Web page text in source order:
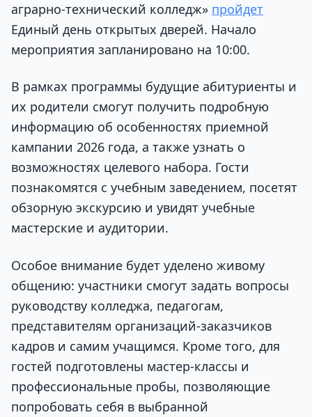
аграрно-технический колледж» пройдет
Единый день открытых дверей. Начало
мероприятия запланировано на 10:00.
В рамках программы будущие абитуриенты и
их родители смогут получить подробную
информацию об особенностях приемной
кампании 2026 года, а также узнать о
возможностях целевого набора. Гости
познакомятся с учебным заведением, посетят
обзорную экскурсию и увидят учебные
мастерские и аудитории.
Особое внимание будет уделено живому
общению: участники смогут задать вопросы
руководству колледжа, педагогам,
представителям организаций-заказчиков
кадров и самим учащимся. Кроме того, для
гостей подготовлены мастер-классы и
профессиональные пробы, позволяющие
попробовать себя в выбранной